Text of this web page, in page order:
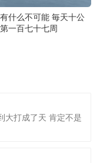
什么不可能 毎天十公
一百七十七周
大打成了天 肯定不是